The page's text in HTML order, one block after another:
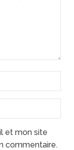
et mon site
commentaire.